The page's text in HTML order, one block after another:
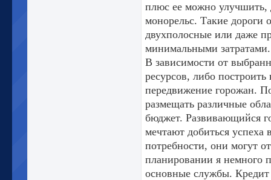
плюс ее можно улучшить,
монорельс. Такие дороги
двухполосные или даже
минимальными затратами.
В зависимости от
ресурсов, либо
передвижение горожан.
размещать различные
бюджет. Развивающийся
мечтают добиться успеха
потребности, они могут
планировании я немного
основные службы. Кредит